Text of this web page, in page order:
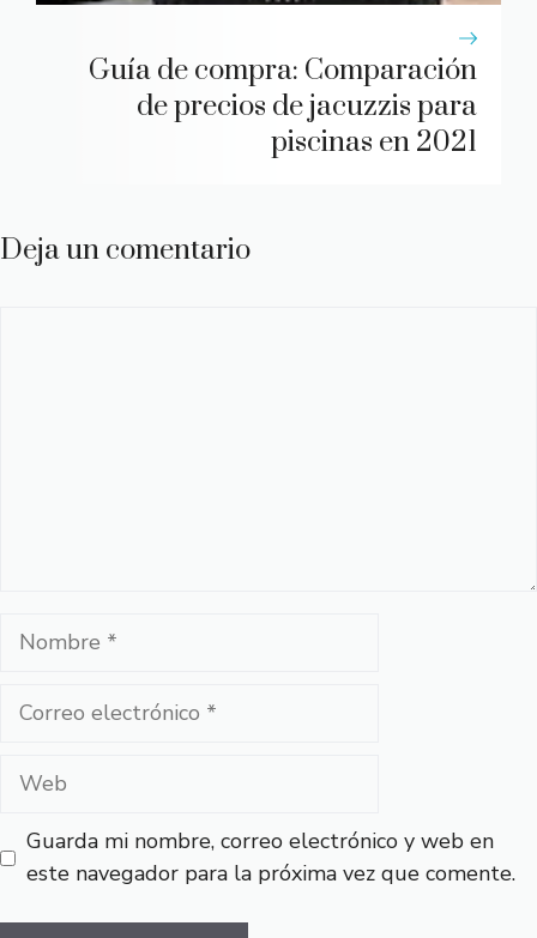
Guía de compra: Comparación
de precios de jacuzzis para
piscinas en 2021
Deja un comentario
Nombre
Correo
Web
Guarda mi nombre, correo electrónico y web en
este navegador para la próxima vez que comente.